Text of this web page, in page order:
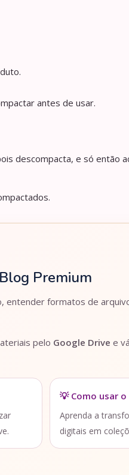
antes de usar.
descompacta, e só então
Premium
entender formatos de
pelo Google Drive e
💡 Como usar
Aprenda a
digitais em